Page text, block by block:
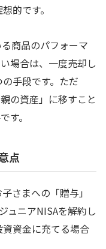
的です。
商品のパフォーマ
場合は、一度売却し
手段です。ただ
の資産」に移すこと
す。
点
さまへの「贈与」
ュニアNISAを解約し
資金に充てる場合